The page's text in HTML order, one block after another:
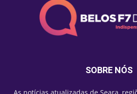
SOBRE NÓS